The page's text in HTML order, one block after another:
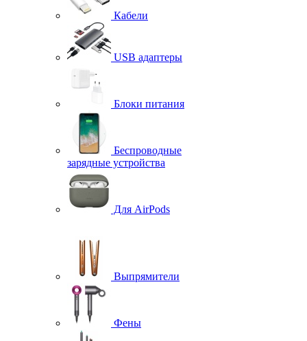
Кабели
USB адаптеры
Блоки питания
Беспроводные
зарядные устройства
Для AirPods
Выпрямители
Фены